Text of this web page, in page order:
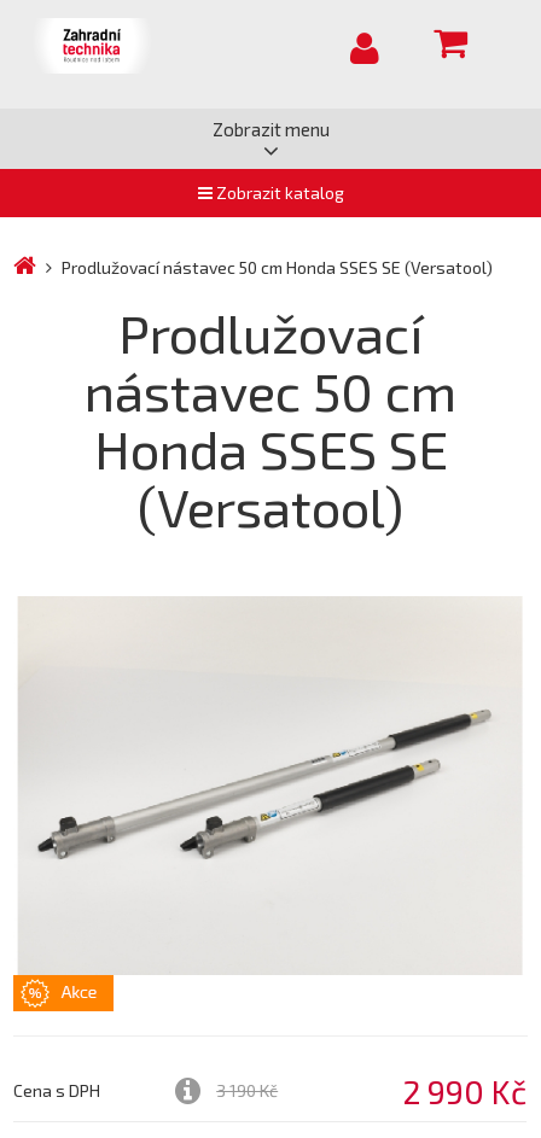
Zobrazit menu
Zobrazit katalog
Prodlužovací nástavec 50 cm Honda SSES SE (Versatool)
Prodlužovací
nástavec 50 cm
Honda SSES SE
(Versatool)
Cena s DPH 3 190 Kč 2 990 Kč